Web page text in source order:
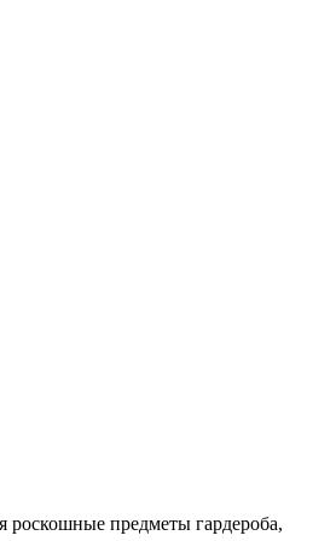
роскошные предметы гардероба,